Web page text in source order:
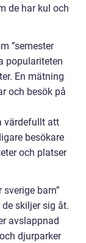
de har kul och
”semester
populariteten
En mätning
och besök på
värdefullt att
besökare
och platser
barn”
skiljer sig åt.
avslappnad
djurparker